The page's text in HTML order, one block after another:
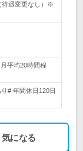
待遇変更なし）※
平均20時間程
# 年間休日120日
気になる